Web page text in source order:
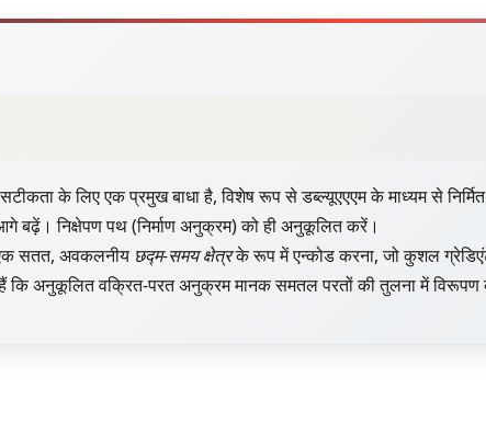
के लिए एक प्रमुख बाधा है, विशेष रूप से डब्ल्यूएएएम के माध्यम से
बढ़ें। निक्षेपण पथ (निर्माण अनुक्रम) को ही अनुकूलित करें।
सतत, अवकलनीय छद्म-समय क्षेत्रके रूप में एन्कोड करना, जो कुशल
कि अनुकूलित वक्रित-परत अनुक्रम मानक समतल परतों की तुलना में